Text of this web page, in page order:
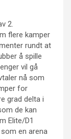
2.
flere kamper
rundt at
å spille
vil gå
nå som
for
grad delta i
de kan
Elite/D1
en arena